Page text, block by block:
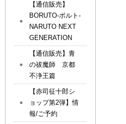
【通信販売】
BORUTO-ボルト-
NARUTO NEXT
GENERATION
【通信販売】青
の祓魔師 京都
不浄王篇
【赤司征十郎シ
ョップ第2弾】情
報/ご予約